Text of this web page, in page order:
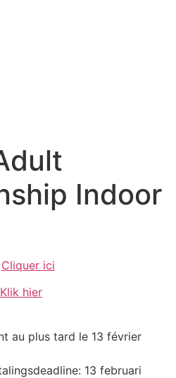
Indoor
Cliquer ici
Klik hier
au plus tard le 13 février
13 februari